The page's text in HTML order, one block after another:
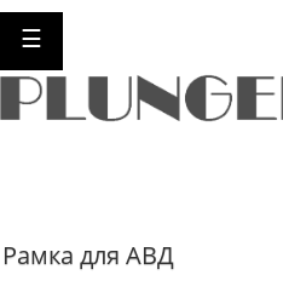
☰
Рамка для АВД